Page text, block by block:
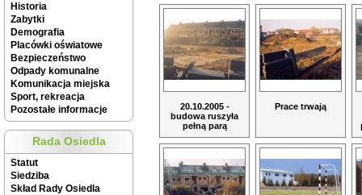
Historia
Zabytki
Demografia
Placówki oświatowe
Bezpieczeństwo
Odpady komunalne
Komunikacja miejska
Sport, rekreacja
Pozostałe informacje
Rada Osiedla
Statut
Siedziba
Skład Rady Osiedla
20.10.2005 -
budowa ruszyła
pełną parą
Prace trwają